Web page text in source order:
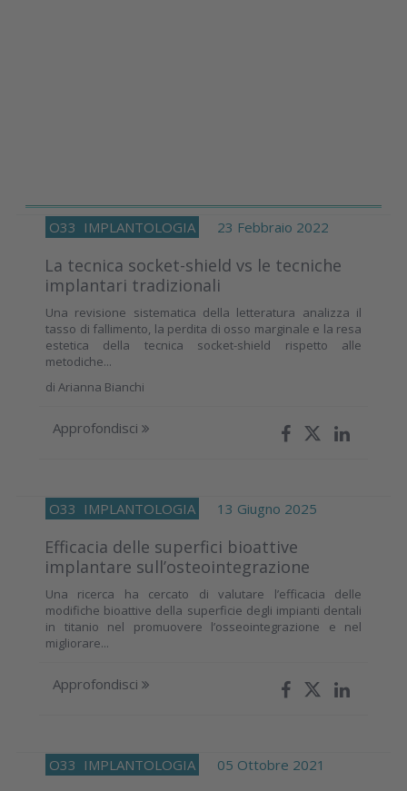
O33 IMPLANTOLOGIA 23 Febbraio 2022
La tecnica socket-shield vs le tecniche
implantari tradizionali
Una revisione sistematica della letteratura analizza il
tasso di fallimento, la perdita di osso marginale e la resa
estetica della tecnica socket-shield rispetto alle
metodiche...
di Arianna Bianchi
Approfondisci
O33 IMPLANTOLOGIA 13 Giugno 2025
Efficacia delle superfici bioattive
implantare sull’osteointegrazione
Una ricerca ha cercato di valutare l’efficacia delle
modifiche bioattive della superficie degli impianti dentali
in titanio nel promuovere l’osseointegrazione e nel
migliorare...
Approfondisci
O33 IMPLANTOLOGIA 05 Ottobre 2021